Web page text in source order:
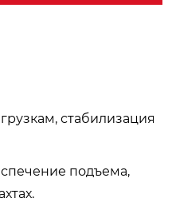
стабилизация
подъема,